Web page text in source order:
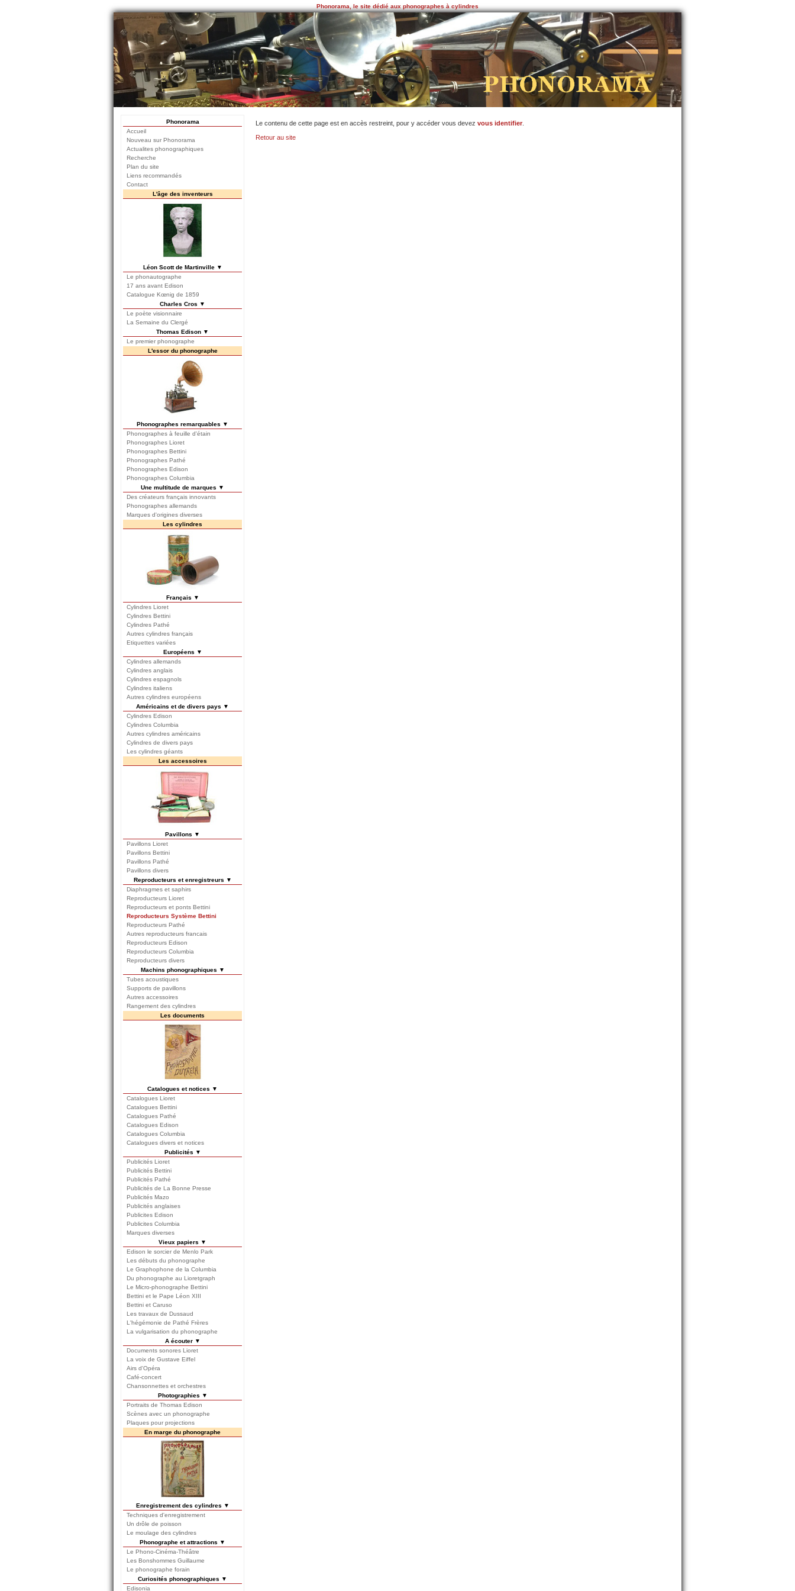
Phonorama, le site dédié aux phonographes à cylindres
Phonorama
Accueil
Nouveau sur Phonorama
Actualites phonographiques
Recherche
Plan du site
Liens recommandés
Contact
L'âge des inventeurs
Léon Scott de Martinville ▼
Le phonautographe
17 ans avant Edison
Catalogue Kœnig de 1859
Charles Cros ▼
Le poète visionnaire
La Semaine du Clergé
Thomas Edison ▼
Le premier phonographe
L'essor du phonographe
Phonographes remarquables ▼
Phonographes à feuille d'étain
Phonographes Lioret
Phonographes Bettini
Phonographes Pathé
Phonographes Edison
Phonographes Columbia
Une multitude de marques ▼
Des créateurs français innovants
Phonographes allemands
Marques d'origines diverses
Les cylindres
Français ▼
Cylindres Lioret
Cylindres Bettini
Cylindres Pathé
Autres cylindres français
Etiquettes variées
Européens ▼
Cylindres allemands
Cylindres anglais
Cylindres espagnols
Cylindres italiens
Autres cylindres européens
Américains et de divers pays ▼
Cylindres Edison
Cylindres Columbia
Autres cylindres américains
Cylindres de divers pays
Les cylindres géants
Les accessoires
Pavillons ▼
Pavillons Lioret
Pavillons Bettini
Pavillons Pathé
Pavillons divers
Reproducteurs et enregistreurs ▼
Diaphragmes et saphirs
Reproducteurs Lioret
Reproducteurs et ponts Bettini
Reproducteurs Système Bettini
Reproducteurs Pathé
Autres reproducteurs francais
Reproducteurs Edison
Reproducteurs Columbia
Reproducteurs divers
Machins phonographiques ▼
Tubes acoustiques
Supports de pavillons
Autres accessoires
Rangement des cylindres
Les documents
Catalogues et notices ▼
Catalogues Lioret
Catalogues Bettini
Catalogues Pathé
Catalogues Edison
Catalogues Columbia
Catalogues divers et notices
Publicités ▼
Publicités Lioret
Publicités Bettini
Publicités Pathé
Publicités de La Bonne Presse
Publicités Mazo
Publicités anglaises
Publicites Edison
Publicites Columbia
Marques diverses
Vieux papiers ▼
Edison le sorcier de Menlo Park
Les débuts du phonographe
Le Graphophone de la Columbia
Du phonographe au Lioretgraph
Le Micro-phonographe Bettini
Bettini et le Pape Léon XIII
Bettini et Caruso
Les travaux de Dussaud
L'hégémonie de Pathé Frères
La vulgarisation du phonographe
A écouter ▼
Documents sonores Lioret
La voix de Gustave Eiffel
Airs d'Opéra
Café-concert
Chansonnettes et orchestres
Photographies ▼
Portraits de Thomas Edison
Scènes avec un phonographe
Plaques pour projections
En marge du phonographe
Enregistrement des cylindres ▼
Techniques d'enregistrement
Un drôle de poisson
Le moulage des cylindres
Phonographe et attractions ▼
Le Phono-Cinéma-Théâtre
Les Bonshommes Guillaume
Le phonographe forain
Curiosités phonographiques ▼
Edisonia
Le contenu de cette page est en accès restreint, pour y accéder vous devezvous identifier
Retour au site